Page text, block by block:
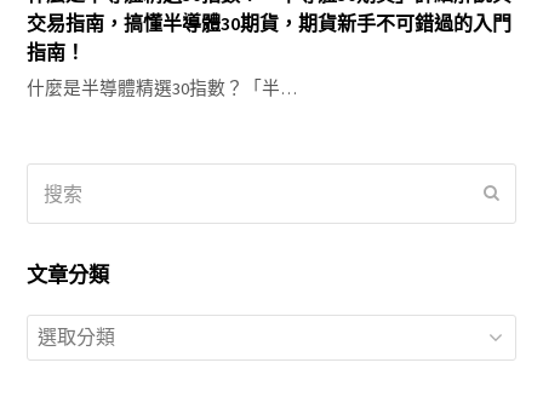
交易指南，搞懂半導體30期貨，期貨新手不可錯過的入門
指南！
什麼是半導體精選30指數？「半…
搜
索
文章分類
文
章